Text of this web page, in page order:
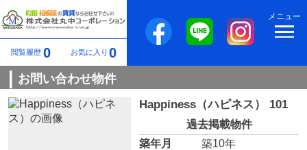
閲覧履歴 0 お気に入り 0
メニュー
お問い合わせ物件
Happiness（ハピネス） 101
過去掲載物件
築年月
築10年